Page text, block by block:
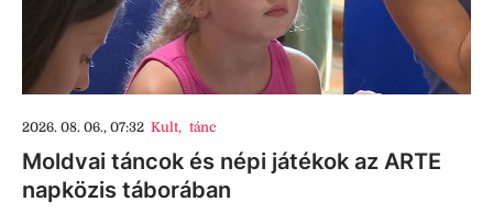
2026. 08. 06., 07:32 Kult, tánc
Moldvai táncok és népi játékok az ARTE
napközis táborában